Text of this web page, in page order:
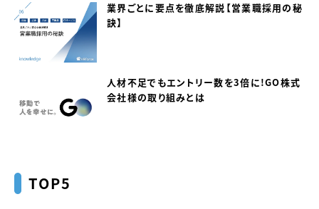
業界ごとに要点を徹底解説【営業職採用の秘
訣】
人材不足でもエントリー数を3倍に！GO株式
会社様の取り組みとは
TOP5